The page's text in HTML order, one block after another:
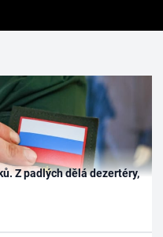
Z padlých dělá dezertéry,